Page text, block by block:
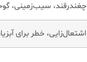
چغندرقند، سیب‌زمینی،
اشتعال‌زایی، خطر برای